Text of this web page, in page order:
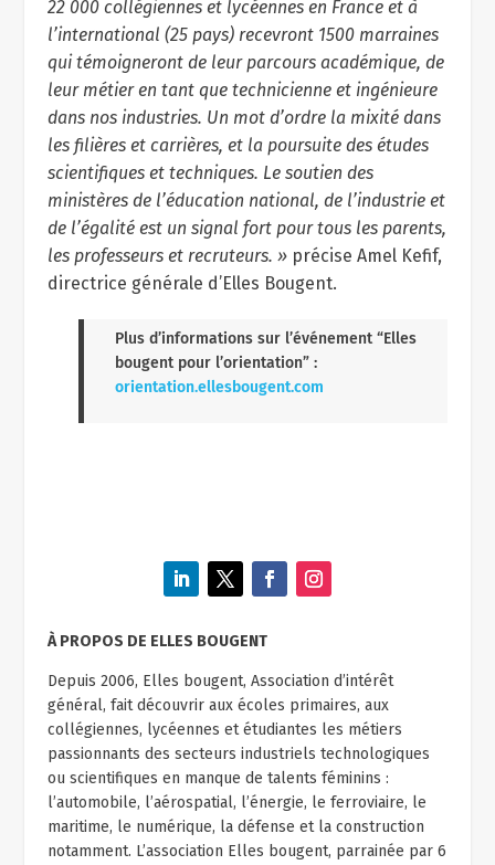
22 000 collégiennes et lycéennes en France et à
l’international (25 pays) recevront 1500 marraines
qui témoigneront de leur parcours académique, de
leur métier en tant que technicienne et ingénieure
dans nos industries. Un mot d’ordre la mixité dans
les filières et carrières, et la poursuite des études
scientifiques et techniques. Le soutien des
ministères de l’éducation national, de l’industrie et
de l’égalité est un signal fort pour tous les parents,
les professeurs et recruteurs. » précise Amel Kefif,
directrice générale d’Elles Bougent.
Plus d’informations sur l’événement “Elles
bougent pour l’orientation” :
orientation.ellesbougent.com
À PROPOS DE ELLES BOUGENT
Depuis 2006, Elles bougent, Association d’intérêt
général, fait découvrir aux écoles primaires, aux
collégiennes, lycéennes et étudiantes les métiers
passionnants des secteurs industriels technologiques
ou scientifiques en manque de talents féminins :
l’automobile, l’aérospatial, l’énergie, le ferroviaire, le
maritime, le numérique, la défense et la construction
notamment. L’association Elles bougent, parrainée par 6